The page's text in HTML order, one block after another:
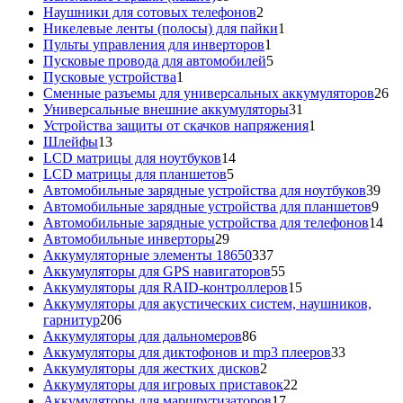
товаров
Наушники для сотовых телефонов2
товара
Никелевые ленты (полосы) для пайки1
Пульты управления для инверторов1
товар
Пусковые провода для автомобилей55
Пусковые устройства1
товар
Сменные разъемы для универсальных аккумуляторов2626
Универсальные внешние аккумуляторы31
товар
Устройства защиты от скачков напряжения1
Шлейфы1313
товаров
LCD матрицы для ноутбуков1414
LCD матрицы для планшетов55
товаров
Автомобильные зарядные устройства для ноутбуков3939
Автомобильные зарядные устройства для планшетов99
Автомобильные зарядные устройства для телефонов1414
Автомобильные инверторы2929
товаров
Аккумуляторные элементы 18650337337
товаров
Аккумуляторы для GPS навигаторов5555
товаров
Аккумуляторы для RAID-контроллеров1515
товаров
Аккумуляторы для акустических систем, наушников,
гарнитур206206
товаров
Аккумуляторы для дальномеров8686
товаров
Аккумуляторы для диктофонов и mp3 плееров3333
Аккумуляторы для жестких дисков2
товара
Аккумуляторы для игровых приставок22